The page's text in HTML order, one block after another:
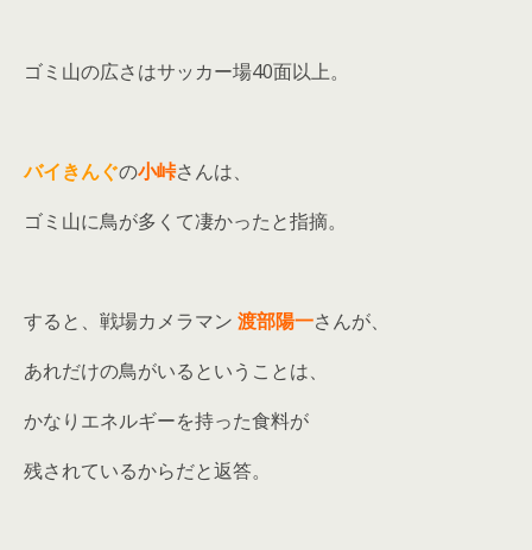
ゴミ山の広さはサッカー場40面以上。
バイきんぐの小峠さんは、
ゴミ山に鳥が多くて凄かったと指摘。
すると、戦場カメラマン 渡部陽一さんが、
あれだけの鳥がいるということは、
かなりエネルギーを持った食料が
残されているからだと返答。